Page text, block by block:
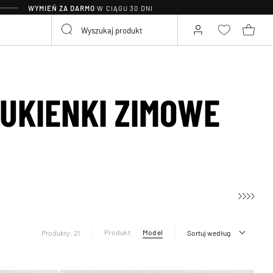
WYMIEŃ ZA DARMO W CIĄGU 30 DNI
ZIMOWE
Produkty: 21 Produkt Model Sortuj według